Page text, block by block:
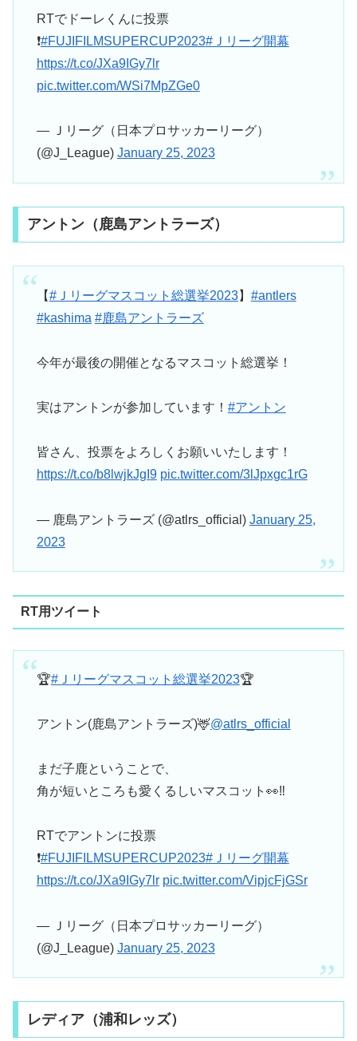
RTでドーレくんに投票
❗#FUJIFILMSUPERCUP2023#Ｊリーグ開幕
https://t.co/JXa9IGy7lr
pic.twitter.com/WSi7MpZGe0
— Ｊリーグ（日本プロサッカーリーグ）
(@J_League) January 25, 2023
アントン（鹿島アントラーズ）
【#Ｊリーグマスコット総選挙2023】 #antlers
#kashima #鹿島アントラーズ
今年が最後の開催となるマスコット総選挙！
実はアントンが参加しています！ #アントン
皆さん、投票をよろしくお願いいたします！
https://t.co/b8lwjkJgI9 pic.twitter.com/3lJpxgc1rG
— 鹿島アントラーズ (@atlrs_official) January 25,
2023
RT用ツイート
🏆#Ｊリーグマスコット総選挙2023🏆
アントン(鹿島アントラーズ)🦌@atlrs_official
まだ子鹿ということで、
角が短いところも愛くるしいマスコット👀‼️
RTでアントンに投票
❗#FUJIFILMSUPERCUP2023#Ｊリーグ開幕
https://t.co/JXa9IGy7lr pic.twitter.com/VipjcFjGSr
— Ｊリーグ（日本プロサッカーリーグ）
(@J_League) January 25, 2023
レディア（浦和レッズ）